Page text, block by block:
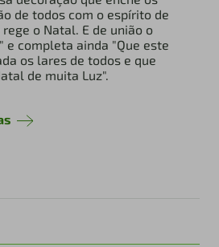
de todos com o espírito de
o Natal. E de união o
e completa ainda "Que este
os lares de todos e que
de muita Luz".